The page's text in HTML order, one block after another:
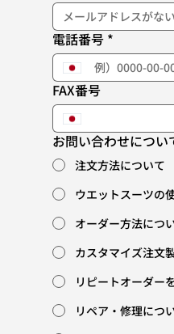
電話番号 *
FAX番号
お問い合わせについ
注文方法について
ウエットスーツの
オーダー方法につ
カスタマイズ注文
リピートオーダー
リペア・修理につ